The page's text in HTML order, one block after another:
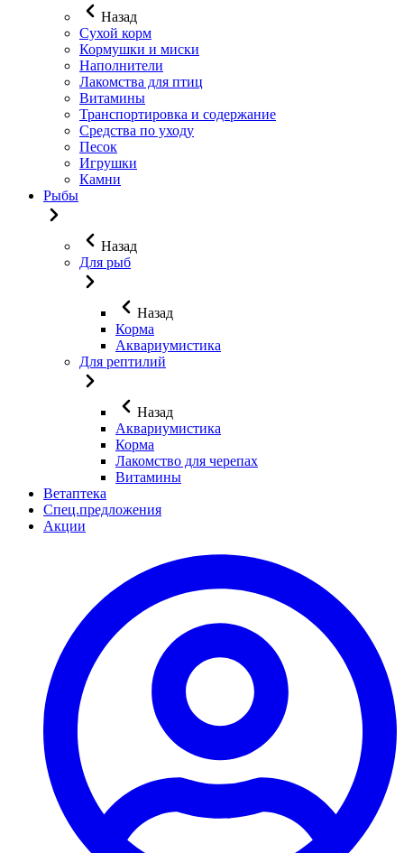
Назад
Сухой корм
Кормушки и миски
Наполнители
Лакомства для птиц
Витамины
Транспортировка и содержание
Средства по уходу
Песок
Игрушки
Камни
Рыбы
Назад
Для рыб
Назад
Корма
Аквариумистика
Для рептилий
Назад
Аквариумистика
Корма
Лакомство для черепах
Витамины
Ветаптека
Спец.предложения
Акции